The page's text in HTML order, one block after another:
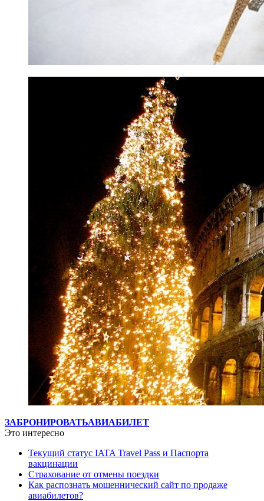
ЗАБРОНИРОВАТЬАВИАБИЛЕТ
Это интересно
Текущий статус IATA Travel Pass и Паспорта
вакцинации
Страхование от отмены поездки
Как распознать мошеннический сайт по продаже
авиабилетов?